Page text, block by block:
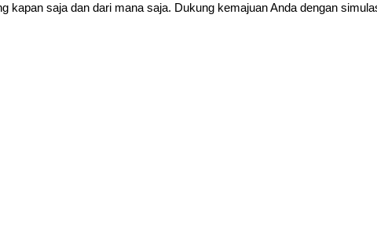
kapan saja dan dari mana saja. Dukung kemajuan Anda dengan